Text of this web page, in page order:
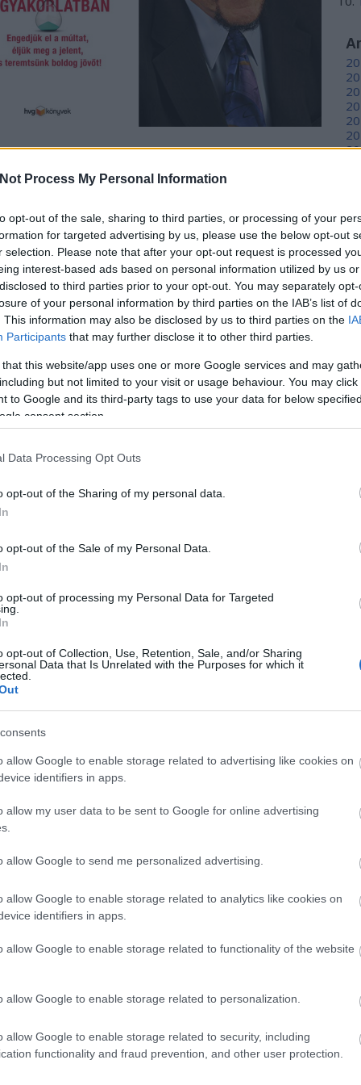
Process My Personal Information
opt-out of the sale, sharing to third parties, or processing of your
for targeted advertising by us, please use the below opt-out
selection. Please note that after your opt-out request is processed
interest-based ads based on personal information utilized by us
to third parties prior to your opt-out. You may separately
of your personal information by third parties on the IAB’s list of
This information may also be disclosed by us to third parties on the
Participants that may further disclose it to other third parties.
that this website/app uses one or more Google services and may
but not limited to your visit or usage behaviour. You may
to Google and its third-party tags to use your data for below
consent section.
Data Processing Opt Outs
opt-out of the Sharing of my personal data.
opt-out of the Sale of my Personal Data.
opt-out of processing my Personal Data for Targeted
opt-out of Collection, Use, Retention, Sale, and/or Sharing
Data that Is Unrelated with the Purposes for which it
allow Google to enable storage related to advertising like cookies on
identifiers in apps.
allow my user data to be sent to Google for online advertising
allow Google to send me personalized advertising.
allow Google to enable storage related to analytics like cookies on
identifiers in apps.
allow Google to enable storage related to functionality of the website
allow Google to enable storage related to personalization.
allow Google to enable storage related to security, including
functionality and fraud prevention, and other user protection.
Sword, szociálpszichológusok, akik kidolgoztak
követő depresszió, stressz és szorongás)
Mivel hatékonynak bizonyult a PTSD-ben
problémák kezelésében szintén hatékony
a terápia alapjait, problémamegoldásban segít és
- vagyis azt, hogy hogyan tekintünk a
találjuk, akkor egy adag pozitív szemlélet
tesszük, ennek köszönhetően pedig az életünk is
meg, akik múltbeli problémáikat cipelték
sikerült továbblépniük, megtalálták a kapcsolatot
Sokan az életük során megtapasztalt negatív
a katasztrófákat, a veszteségtől való félelmeinket
gyötrelmeket. A könyv segít ezeket a traumákat
romboló gondolatokat, segít megszabadulni a
Mi kell ehhez? A gondolkodásmódunk
a szorongás, a depresszió. Van, akiben kialakul
a stressz szorongáshoz és depresszióhoz
a negativitás három sarokkövéről, a hat fő
és tesztek is segítenek jobban megismerni
életünket mérgező dolgokat, kapcsolatokat
legyünk kiegyensúlyozni a múlt, a jelen és
kap az olvasó. Többek között segít felismerni a
módszert ismerünk meg, amellyel véget
is megmutatja a kötet, hogy miként kezeljük a
a zaklatókat, hogyan segít stabilitást hozni az
életünk és természetesen a szülői szerepek,
kaptak a kötetben. Valamint a kötet utolsó
és céljaink meghatározásában kapunk
nem fogott meg igazán. Viszont elkezdtem olvasni
Rengeteg okos és hasznos gondolat van ebben a
megismerésében és az életünk jobbá tételében,
hogy nemcsak azoknak a kezébe adnám ezt
amik feldolgozásra szorulnak, hanem az összes
és döntéstől mentene meg a módszer.
Könyvek csapatának!
A kötet kedvezményes áron elérhető
a borítóra kattintva.